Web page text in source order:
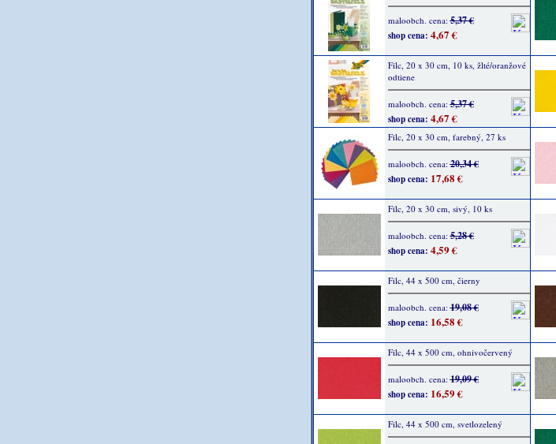
maloobch. cena:5,37 €
shop cena: 4,67 €
Filc, 20 x 30 cm, 10 ks, žlté/oranžové
odtiene
maloobch. cena:5,37 €
shop cena: 4,67 €
Filc, 20 x 30 cm, farebný, 27 ks
maloobch. cena:20,34 €
shop cena: 17,68 €
Filc, 20 x 30 cm, sivý, 10 ks
maloobch. cena:5,28 €
shop cena: 4,59 €
Filc, 44 x 500 cm, čierny
maloobch. cena:19,08 €
shop cena: 16,58 €
Filc, 44 x 500 cm, ohnivočervený
maloobch. cena:19,09 €
shop cena: 16,59 €
Filc, 44 x 500 cm, svetlozelený